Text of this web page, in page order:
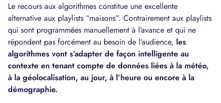
Le recours aux algorithmes constitue une excellente
alternative aux playlists “maisons”. Contrairement aux playlists
qui sont programmées manuellement à l’avance et qui ne
répondent pas forcément au besoin de l’audience, les
algorithmes vont s’adapter de façon intelligente au
contexte en tenant compte de données liées à la météo,
à la géolocalisation, au jour, à l’heure ou encore à la
démographie.